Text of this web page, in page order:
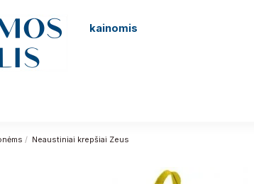
kainomis
Neaustiniai krepšiai Zeus